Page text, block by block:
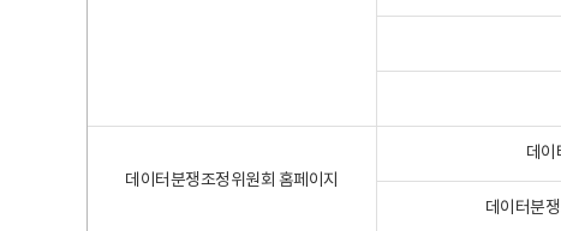
데이터분쟁조정위원회 홈페이지
데이
데이터분